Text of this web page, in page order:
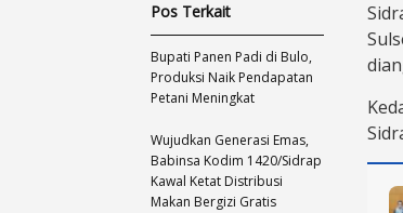
Pos Terkait
Bupati Panen Padi di Bulo,
Produksi Naik Pendapatan
Petani Meningkat
Wujudkan Generasi Emas,
Babinsa Kodim 1420/Sidrap
Kawal Ketat Distribusi
Makan Bergizi Gratis